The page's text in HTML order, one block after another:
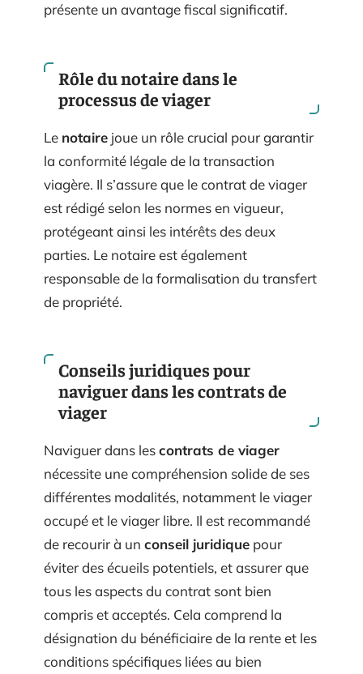
présente un avantage fiscal significatif.
Rôle du notaire dans le
processus de viager
Le notaire joue un rôle crucial pour garantir
la conformité légale de la transaction
viagère. Il s’assure que le contrat de viager
est rédigé selon les normes en vigueur,
protégeant ainsi les intérêts des deux
parties. Le notaire est également
responsable de la formalisation du transfert
de propriété.
Conseils juridiques pour
naviguer dans les contrats de
viager
Naviguer dans lescontrats de viager
nécessite une compréhension solide de ses
différentes modalités, notamment le viager
occupé et le viager libre. Il est recommandé
de recourir à un conseil juridique pour
éviter des écueils potentiels, et assurer que
tous les aspects du contrat sont bien
compris et acceptés. Сela comprend la
désignation du bénéficiaire de la rente et les
conditions spécifiques liées au bien